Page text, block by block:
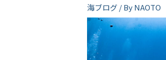
海ブログ/ ByNAOTO